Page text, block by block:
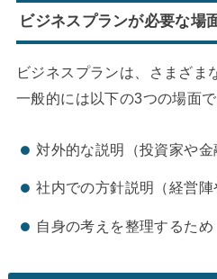
ビジネスプランが必要な場
ビジネスプランは、さまざま
一般的には以下の3つの場面で
対外的な説明（投資家や金
社内での方針説明（経営陣
自身の考えを整理するため